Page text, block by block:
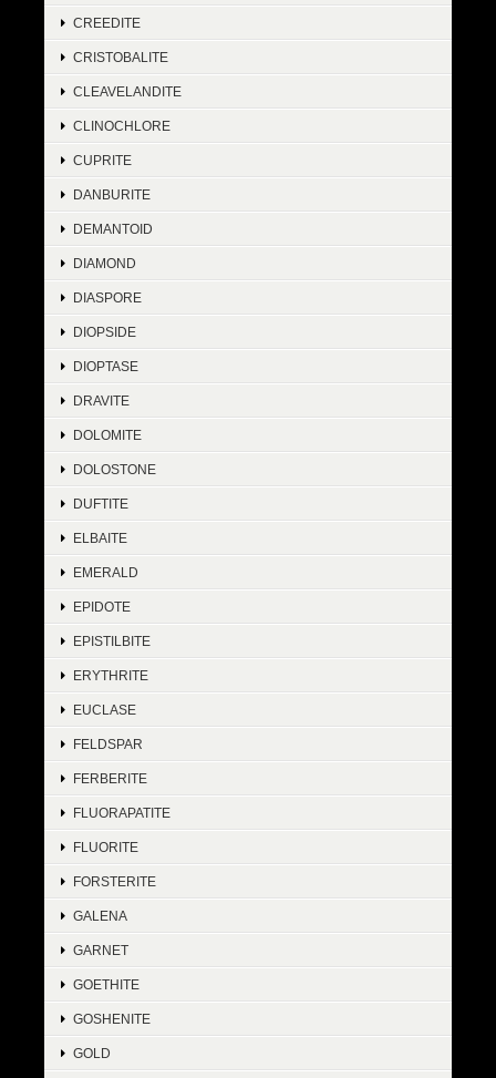
CREEDITE
CRISTOBALITE
CLEAVELANDITE
CLINOCHLORE
CUPRITE
DANBURITE
DEMANTOID
DIAMOND
DIASPORE
DIOPSIDE
DIOPTASE
DRAVITE
DOLOMITE
DOLOSTONE
DUFTITE
ELBAITE
EMERALD
EPIDOTE
EPISTILBITE
ERYTHRITE
EUCLASE
FELDSPAR
FERBERITE
FLUORAPATITE
FLUORITE
FORSTERITE
GALENA
GARNET
GOETHITE
GOSHENITE
GOLD